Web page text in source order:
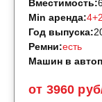
от 3960
Вместимость:
Min аренда:4+2
Год выпуска:
Ремни:есть
Машин в